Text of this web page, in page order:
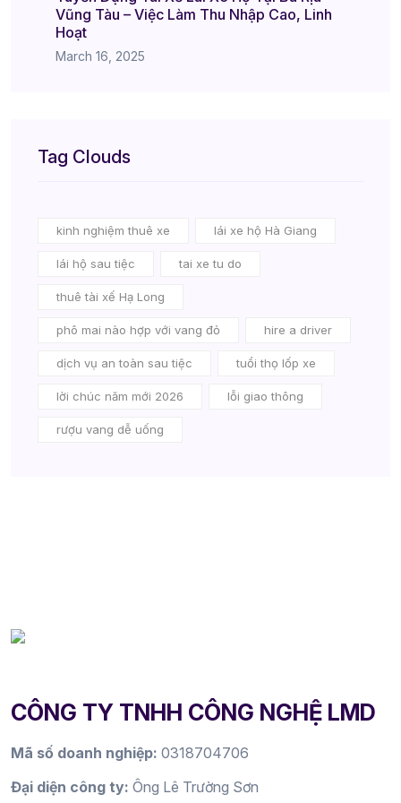
Vũng Tàu – Việc Làm Thu Nhập Cao, Linh
Hoạt
March 16, 2025
Tag Clouds
kinh nghiệm thuê xe lái xe hộ Hà Giang
lái hộ sau tiệc tai xe tu do
thuê tài xế Hạ Long
phô mai nào hợp với vang đỏ hire a driver
dịch vụ an toàn sau tiệc tuổi thọ lốp xe
lời chúc năm mới 2026 lỗi giao thông
rượu vang dễ uống
CÔNG TY TNHH CÔNG NGHỆ LMD
Mã số doanh nghiệp: 0318704706
Đại diện công ty: Ông Lê Trường Sơn